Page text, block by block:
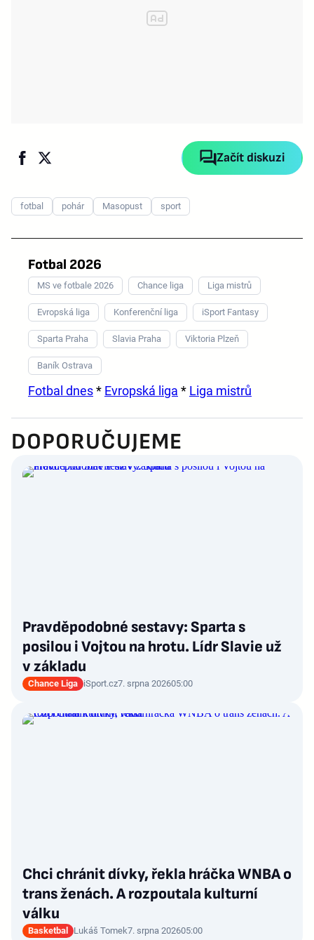
Začít diskuzi
fotbal pohár Masopust sport
Fotbal 2026
MS ve fotbale 2026 Chance liga Liga mistrů
Evropská liga Konferenční liga iSport Fantasy
Sparta Praha Slavia Praha Viktoria Plzeň
Baník Ostrava
Fotbal dnes* Evropská liga * Liga mistrů
DOPORUČUJEME
Pravděpodobné sestavy: Sparta s
posilou i Vojtou na hrotu. Lídr Slavie už
v základu
Chance Liga iSport.cz7. srpna 202605:00
Chci chránit dívky, řekla hráčka WNBA o
trans ženách. A rozpoutala kulturní
válku
Basketbal Lukáš Tomek7. srpna 202605:00